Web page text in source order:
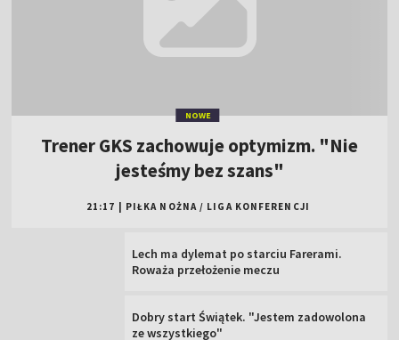
NOWE
Trener GKS zachowuje optymizm. "Nie
jesteśmy bez szans"
21:17 PIŁKA NOŻNA / LIGA KONFERENCJI
Lech ma dylemat po starciu Farerami.
Roważa przełożenie meczu
Dobry start Świątek. "Jestem zadowolona
ze wszystkiego"